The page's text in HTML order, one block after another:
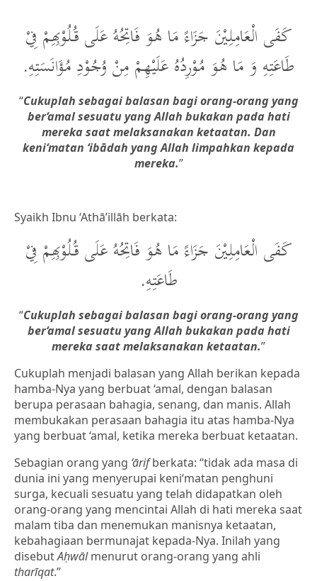
كَفَى الْعَامِلِيْنَ جَزَاءً مَا هُوَ فَاتِحُهُ عَلَى قُلُوْبِهِمْ فِيْ
طَاعَتِهِ وَ مَا هُوَ مُوْرِدُهُ عَلَيْهِمْ مِنْ وُجُوْدِ مُؤَانَسَتِهِ.
“Cukuplah sebagai balasan bagi orang-orang yang
ber‘amal sesuatu yang Allah bukakan pada hati
mereka saat melaksanakan ketaatan. Dan
keni‘matan ‘ibādah yang Allah limpahkan kepada
mereka.”
Syaikh Ibnu ‘Athā’illāh berkata:
كَفَى الْعَامِلِيْنَ جَزَاءً مَا هُوَ فَاتِحُهُ عَلَى قُلُوْبِهِمْ فِيْ
طَاعَتِهِ.
“Cukuplah sebagai balasan bagi orang-orang yang
ber‘amal sesuatu yang Allah bukakan pada hati
mereka saat melaksanakan ketaatan.”
Cukuplah menjadi balasan yang Allah berikan kepada
hamba-Nya yang berbuat ‘amal, dengan balasan
berupa perasaan bahagia, senang, dan manis. Allah
membukakan perasaan bahagia itu atas hamba-Nya
yang berbuat ‘amal, ketika mereka berbuat ketaatan.
Sebagian orang yang ‘ārifberkata: “tidak ada masa di
dunia ini yang menyerupai keni‘matan penghuni
surga, kecuali sesuatu yang telah didapatkan oleh
orang-orang yang mencintai Allah di hati mereka saat
malam tiba dan menemukan manisnya ketaatan,
kebahagiaan bermunajat kepada-Nya. Inilah yang
disebutAḥwālmenurut orang-orang yang ahli
tharīqat.”